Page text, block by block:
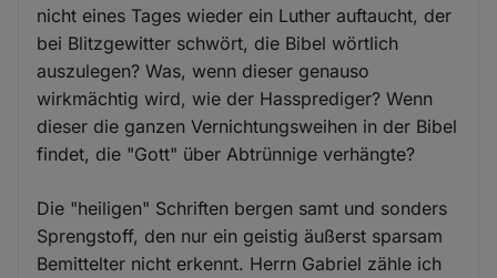
nicht eines Tages wieder ein Luther auftaucht, der
bei Blitzgewitter schwört, die Bibel wörtlich
auszulegen? Was, wenn dieser genauso
wirkmächtig wird, wie der Hassprediger? Wenn
dieser die ganzen Vernichtungsweihen in der Bibel
findet, die "Gott" über Abtrünnige verhängte?
Die "heiligen" Schriften bergen samt und sonders
Sprengstoff, den nur ein geistig äußerst sparsam
Bemittelter nicht erkennt. Herrn Gabriel zähle ich